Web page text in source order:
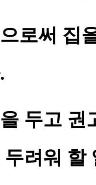
로써 집
두고 권
려워 할